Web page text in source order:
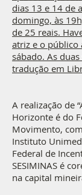
dias 13 e 14 de
domingo, às
de 25 reais.
atriz e o público
sábado. As
tradução em
A realização de
Horizonte é do
Movimento,
Instituto
Federal de
SESIMINAS é
na capital